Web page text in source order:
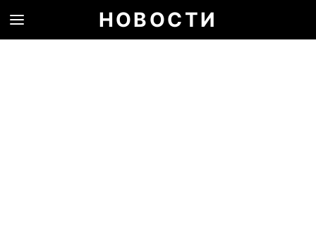
НОВОСТИ